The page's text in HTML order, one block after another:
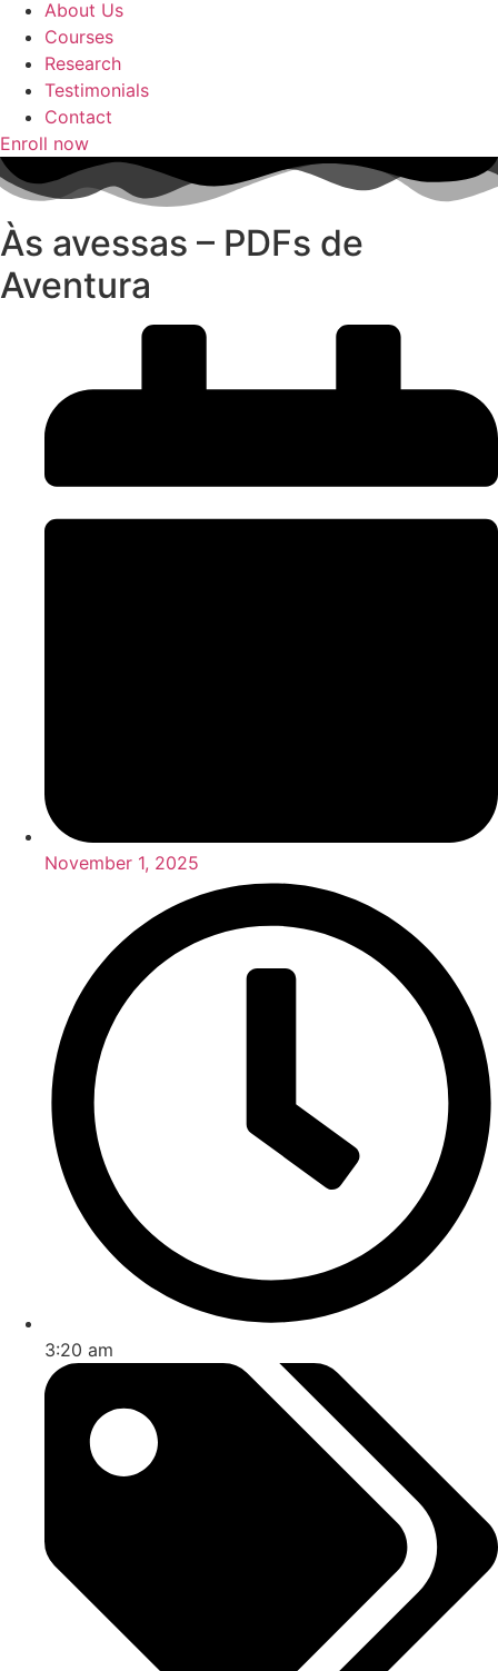
About Us
Courses
Research
Testimonials
Contact
Enroll now
Às avessas – PDFs de
Aventura
November 1, 2025
3:20 am